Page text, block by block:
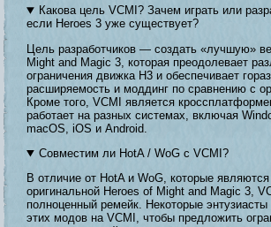
Какова цель VCMI? Зачем играть или
если Heroes 3 уже существует?
Цель разработчиков — создать «лучшую»
Might and Magic 3, которая преодолевает
ограничения движка H3 и обеспечивает
расширяемость и моддинг по сравнению с
Кроме того, VCMI является
работает на разных системах, включая
macOS, iOS и Android.
Совместим ли HotA / WoG с VCMI?
В отличие от HotA и WoG, которые
оригинальной Heroes of Might and Magic 3,
полноценный ремейк. Некоторые энтузиасты
этих модов на VCMI, чтобы предложить